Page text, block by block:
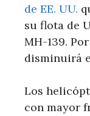
de EE. UU.
su flota de
MH-139.
disminuirá
Los
con mayor